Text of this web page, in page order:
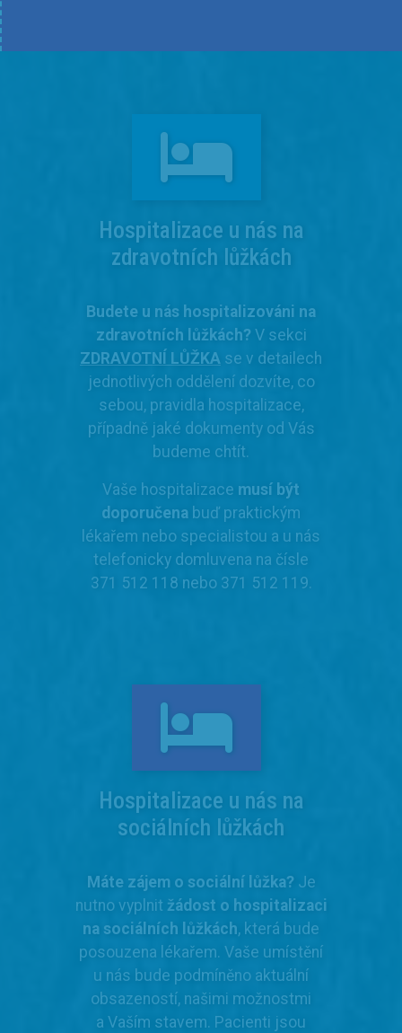
Hospitalizace u nás na
zdravotních lůžkách
Budete u nás hospitalizováni na
zdravotních lůžkách? V sekci
ZDRAVOTNÍ LŮŽKA se v detailech
jednotlivých oddělení dozvíte, co
sebou, pravidla hospitalizace,
případně jaké dokumenty od Vás
budeme chtít.
Vaše hospitalizace musí být
doporučena buď praktickým
lékařem nebo specialistou a u nás
telefonicky domluvena na čísle
371 512 118 nebo 371 512 119.
Hospitalizace u nás na
sociálních lůžkách
Máte zájem o sociální lůžka? Je
nutno vyplnit žádost o hospitalizaci
na sociálních lůžkách, která bude
posouzena lékařem. Vaše umístění
u nás bude podmíněno aktuální
obsazeností, našimi možnostmi
a Vaším stavem. Pacienti jsou